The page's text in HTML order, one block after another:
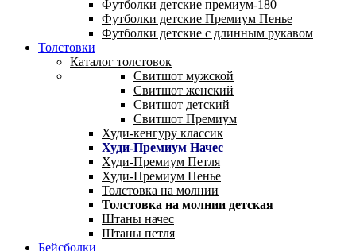
Футболки детские премиум-180
Футболки детские Премиум Пенье
Футболки детские с длинным рукавом
Толстовки
Каталог толстовок
Свитшот мужской
Свитшот женский
Свитшот детский
Свитшот Премиум
Худи-кенгуру классик
Худи-Премиум Начес
Худи-Премиум Петля
Худи-Премиум Пенье
Толстовка на молнии
Толстовка на молнии детская
Штаны начес
Штаны петля
Бейсболки